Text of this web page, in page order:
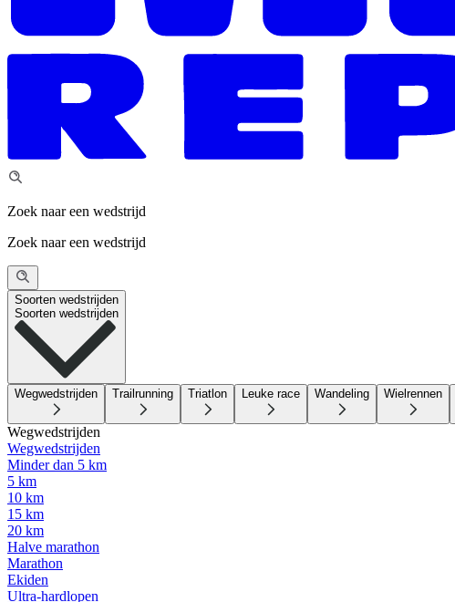
Zoek naar een wedstrijd
Zoek naar een wedstrijd
Soorten wedstrijden
Soorten wedstrijden
Wegwedstrijden Trailrunning Triatlon Leuke race Wandeling Wielrennen
Wegwedstrijden
Wegwedstrijden
Minder dan 5 km
5 km
10 km
15 km
20 km
Halve marathon
Marathon
Ekiden
Ultra-hardlopen